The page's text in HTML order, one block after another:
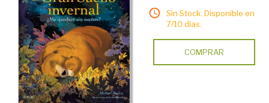
Sin Stock. Disponible en
7/10 días.
COMPRAR